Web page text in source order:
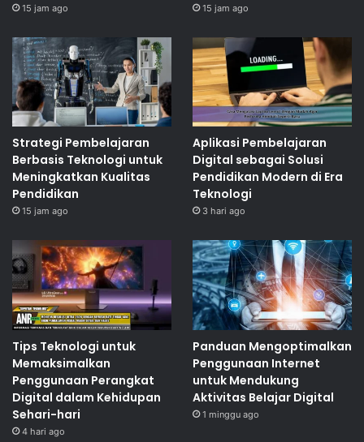
15 jam ago 15 jam ago
Strategi Pembelajaran
Berbasis Teknologi untuk
Meningkatkan Kualitas
Pendidikan
15 jam ago
Aplikasi Pembelajaran
Digital sebagai Solusi
Pendidikan Modern di Era
Teknologi
3 hari ago
Tips Teknologi untuk
Memaksimalkan
Penggunaan Perangkat
Digital dalam Kehidupan
Sehari-hari
4 hari ago
Panduan Mengoptimalkan
Penggunaan Internet
untuk Mendukung
Aktivitas Belajar Digital
1 minggu ago